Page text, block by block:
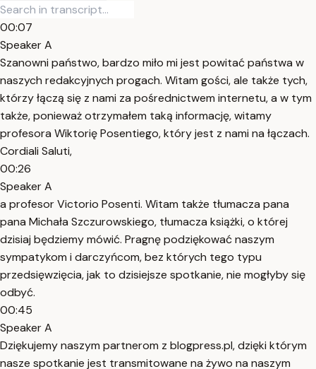
00:07
Speaker A
Szanowni państwo, bardzo miło mi jest powitać państwa w
naszych redakcyjnych progach. Witam gości, ale także tych,
którzy łączą się z nami za pośrednictwem internetu, a w tym
także, ponieważ otrzymałem taką informację, witamy
profesora Wiktorię Posentiego, który jest z nami na łączach.
Cordiali Saluti,
00:26
Speaker A
a profesor Victorio Posenti. Witam także tłumacza pana
pana Michała Szczurowskiego, tłumacza książki, o której
dzisiaj będziemy mówić. Pragnę podziękować naszym
sympatykom i darczyńcom, bez których tego typu
przedsięwzięcia, jak to dzisiejsze spotkanie, nie mogłyby się
odbyć.
00:45
Speaker A
Dziękujemy naszym partnerom z blogpress.pl, dzięki którym
nasze spotkanie jest transmitowane na żywo na naszym